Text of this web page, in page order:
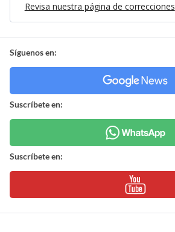
Revisa nuestra página de correcciones
Síguenos en:
Suscríbete en:
Suscríbete en: